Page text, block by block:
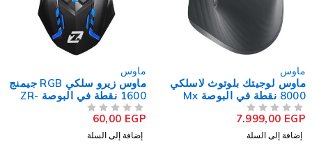
ماوس
ماوس لوجيتك بلوتوث لاسلكي
8000 نقطة في البوصة Mx
Master 3S
7.999,00EGP
إضافة إلى السلة
ماوس
ماوس زيرو سلكي RGB جيمنج
1600 نقطة في البوصة ZR-
200
60,00EGP
إضافة إلى السلة